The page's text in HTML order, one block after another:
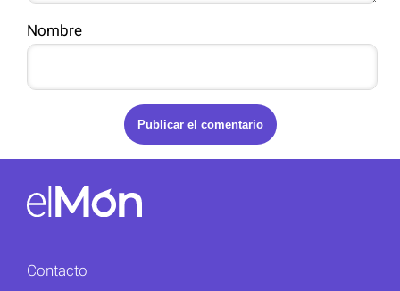
Nombre
Contacto